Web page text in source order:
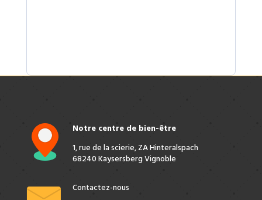
Notre centre de bien-être
1, rue de la scierie, ZA Hinteralspach
68240 Kaysersberg Vignoble
Contactez-nous